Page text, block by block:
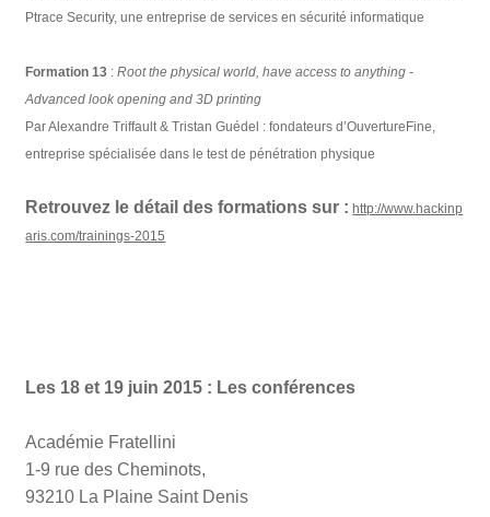
Ptrace Security, une entreprise de services en sécurité informatique
Formation 13 :Root the physical world, have access to anything -
Advanced look opening and 3D printing
Par Alexandre Triffault & Tristan Guédel : fondateurs d’OuvertureFine,
entreprise spécialisée dans le test de pénétration physique
Retrouvez le détail des formations sur : http://www.hackinp
aris.com/trainings-2015
Les 18 et 19 juin 2015 : Les conférences
Académie Fratellini
1-9 rue des Cheminots,
93210 La Plaine Saint Denis